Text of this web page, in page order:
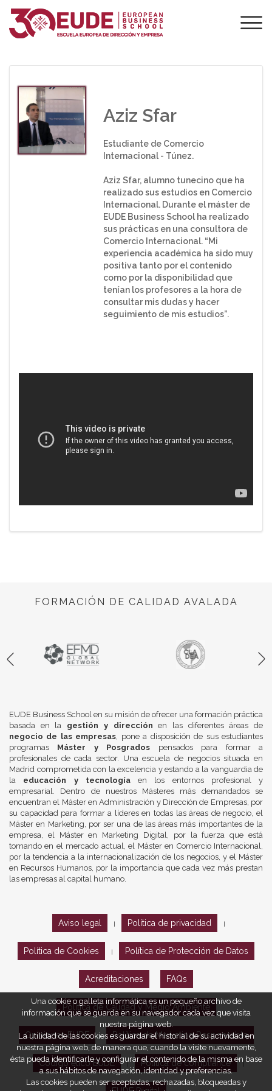
¿QUÉ OPINAN LOS
ALUMNOS SOBRE
Aziz Sfar
Estudiante de Comercio
Internacional - Túnez.
Aziz Sfar, alumno tunecino que ha
realizado sus estudios en Comercio
Internacional. Durante el máster de
EUDE Business School ha realizado
sus prácticas en una consultora de
Comercio Internacional. “Mi
experiencia académica ha sido muy
positiva tanto por el contenido
como por la disponibilidad que
tenían los profesores a la hora de
consultar mis dudas y hacer
seguimiento de mis estudios”.
FORMACIÓN DE CALIDAD AVALADA
EUDE Business School en su misión de ofrecer una formación práctica
basada en la gestión y dirección en las diferentes áreas de
negocio de las empresas, pone a disposición de sus estudiantes
programas Máster y Posgrados pensados para formar a
profesionales de cada sector. Una escuela de negocios situada en
Madrid comprometida con la excelencia y estando a la vanguardia de
la educación y tecnologíaen los entornos profesional y
empresarial. Dentro de nuestros Másteres más demandados se
encuentran el Máster en Administración y Dirección de Empresas, por
su capacidad para formar a líderes en todas las áreas de negocio, el
Máster en Marketing, por ser una de las áreas más importantes de la
empresa, el Máster en Marketing Digital, por la fuerza que está
tomando en el mercado actual, el Máster en Comercio Internacional,
por la tendencia a la internacionalización de los negocios, y el Máster
en Recursos Humanos, por la importancia que cada vez más prestan
las empresas al capital humano.
Aviso legal Política de privacidad
Política de Cookies Política de Protección de Datos
Acreditaciones FAQs
Política de Calidad y Medio Ambiente
Opiniones EUDE Política de Marketing Responsable
Código ético EUDE Política de compliance
Una cookie o galleta informática es un pequeño archivo de
información que se guarda en su navegador cada vez que visita
nuestra página web.
La utilidad de las cookies es guardar el historial de su actividad en
nuestra página web, de manera que, cuando la visite nuevamente,
ésta pueda identificarle y configurar el contenido de la misma en base
a sus hábitos de navegación, identidad y preferencias.
Las cookies pueden ser aceptadas, rechazadas, bloqueadas y